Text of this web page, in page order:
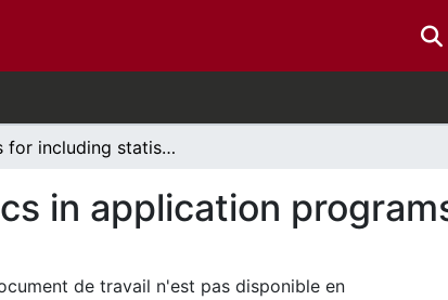
Tools for including statistical graphics in application programs
in application
de travail n'est pas disponible en